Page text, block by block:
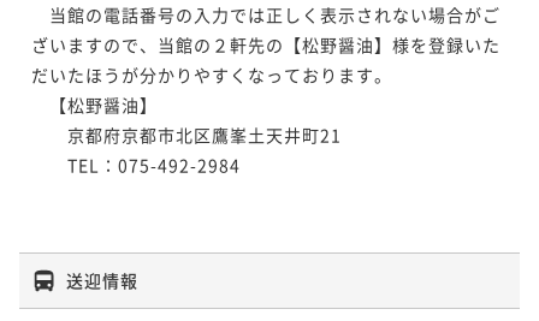
当館の電話番号の入力では正しく表示されない場合がご
ざいますので、当館の２軒先の【松野醤油】様を登録いた
だいたほうが分かりやすくなっております。
【松野醤油】
京都府京都市北区鷹峯土天井町21
TEL：075-492-2984
送迎情報